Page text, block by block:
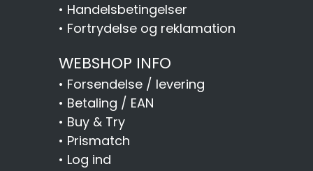
• Handelsbetingelser
• Fortrydelse og reklamation
WEBSHOP INFO
• Forsendelse / levering
• Betaling / EAN
• Buy & Try
• Prismatch
• Log ind